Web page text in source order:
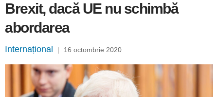
Brexit, dacă UE nu schimbă
abordarea
Internațional | 16 octombrie 2020